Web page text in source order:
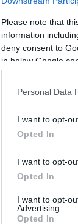
Please note that
information
deny consent to
in below Google
Personal Data
I want to opt-
Opted In
I want to opt-
Opted In
I want to opt-
Advertising.
Opted In